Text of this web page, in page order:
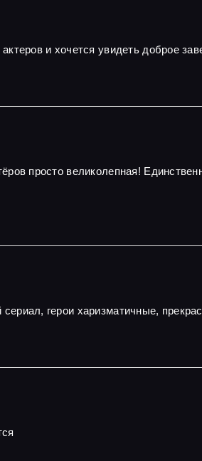
и хочется увидеть доброе
просто великолепная!
герои харизматичные,